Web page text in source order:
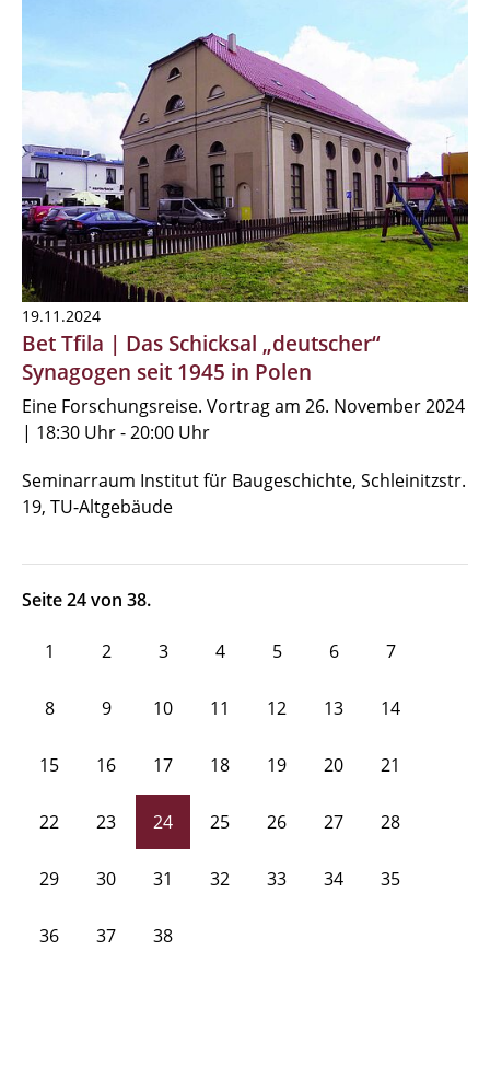
19.11.2024
Bet Tfila | Das Schicksal „deutscher“
Synagogen seit 1945 in Polen
Eine Forschungsreise. Vortrag am 26. November 2024
| 18:30 Uhr - 20:00 Uhr
Seminarraum Institut für Baugeschichte, Schleinitzstr.
19, TU-Altgebäude
Seite 24 von 38.
1 2 3 4 5 6 7
8 9 10 11 12 13 14
15 16 17 18 19 20 21
22 23 24 25 26 27 28
29 30 31 32 33 34 35
36 37 38